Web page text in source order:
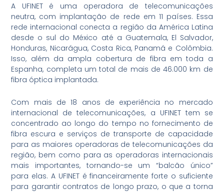
A UFINET é uma operadora de telecomunicações
neutra, com implantação de rede em 11 países. Essa
rede internacional conecta a região da América Latina
desde o sul do México até a Guatemala, El Salvador,
Honduras, Nicarágua, Costa Rica, Panamá e Colômbia.
Isso, além da ampla cobertura de fibra em toda a
Espanha, completa um total de mais de 46.000 km de
fibra óptica implantada.
Com mais de 18 anos de experiência no mercado
internacional de telecomunicações, a UFINET tem se
concentrado ao longo do tempo no fornecimento de
fibra escura e serviços de transporte de capacidade
para as maiores operadoras de telecomunicações da
região, bem como para as operadoras internacionais
mais importantes, tornando-se um “balcão único”
para elas. A UFINET é financeiramente forte o suficiente
para garantir contratos de longo prazo, o que a torna